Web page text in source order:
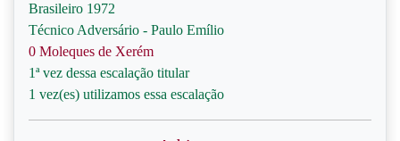
Brasileiro 1972
Técnico Adversário - Paulo Emílio
0 Moleques de Xerém
1ª vez dessa escalação titular
1 vez(es) utilizamos essa escalação